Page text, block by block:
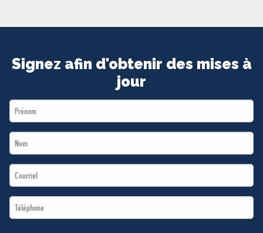
MÉDIAS
ADHÉREZ
BOUTIQUE
Signez afin d'obtenir des mises à
jour
First
Name
Last
Name
Email
*
Téléphone
*